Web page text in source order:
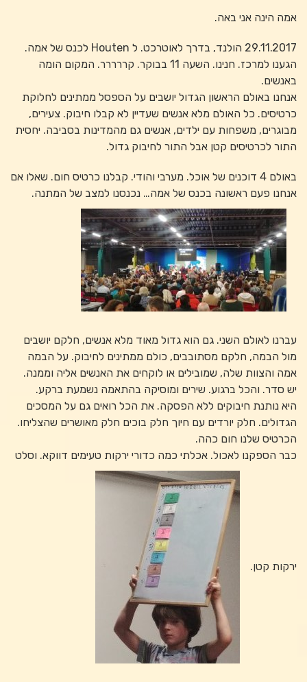
אמה הינה אני באה.
29.11.2017 הולנד, בדרך לאוטרכט. ל Houten לכנס של אמה.
הגענו למרכז. חנינו. השעה 11 בבוקר. קררררר. המקום הומה
באנשים.
אנחנו באולם הראשון הגדול יושבים על הספסל ממתינים לחלוקת
כרטיסים. כל האולם מלא אנשים שעדיין לא קבלו חיבוק. צעירים,
מבוגרים, משפחות עם ילדים, אנשים גם מהמדינות בסביבה. יחסית
התור לכרטיסים קטן אבל התור לחיבוק גדול.
באולם 4 דוכנים של אוכל. מערבי והודי. קבלנו כרטיס חום. שאלו אם
אנחנו פעם ראשונה בכנס של אמה… נכנסנו למצב של המתנה.
עברנו לאולם השני. גם הוא גדול מאוד מלא אנשים, חלקם יושבים
מול הבמה, חלקם מסתובבים, כולם ממתינים לחיבוק. על הבמה
אמה והצוות שלה, שמובילים או לוקחים את האנשים אליה וממנה.
יש סדר. והכל ברגוע. שירים ומוסיקה בהתאמה נשמעת ברקע.
היא נותנת חיבוקים ללא הפסקה. את הכל רואים גם על המסכים
הגדולים. חלק יורדים עם חיוך חלק בוכים חלק מאושרים שהצליחו.
הכרטיס שלנו חום כהה.
כבר הספקנו לאכול. אכלתי כמה כדורי ירקות טעימים דווקא. וסלט
ירקות קטן.